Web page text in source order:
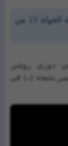
الاتحاد يحقق فوزًا مثيرًا على النصر في قمة الجولة 13 من
دوري روشن
بنتيجة
في